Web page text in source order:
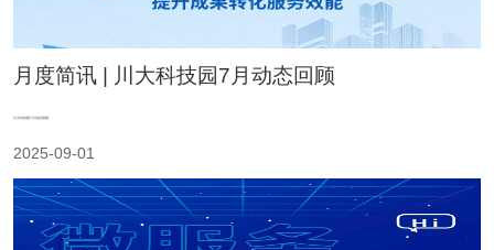
月度简讯 | 川大科技园7月动态回顾
川大科技园7月动态回顾
2025-09-01